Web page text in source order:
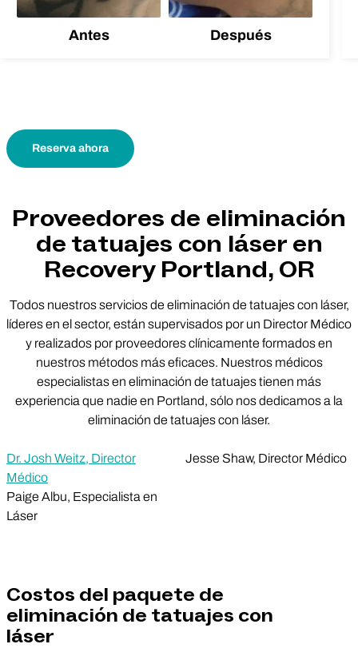
Antes Después
Reserva ahora
Proveedores de eliminación
de tatuajes con láser en
Recovery Portland, OR
Todos nuestros servicios de eliminación de tatuajes con láser,
líderes en el sector, están supervisados por un Director Médico
y realizados por proveedores clínicamente formados en
nuestros métodos más eficaces. Nuestros médicos
especialistas en eliminación de tatuajes tienen más
experiencia que nadie en Portland, sólo nos dedicamos a la
eliminación de tatuajes con láser.
Dr. Josh Weitz, Director
Médico
Jesse Shaw, Director Médico
Paige Albu, Especialista en
Láser
Costos del paquete de
eliminación de tatuajes con
láser